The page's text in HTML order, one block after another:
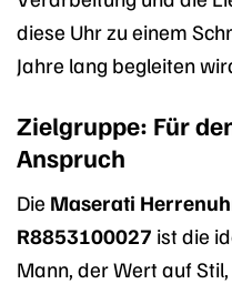
diese Uhr zu einem
Jahre lang begleiten
Zielgruppe: Für
Anspruch
Die Maserati
R8853100027 ist die
Mann, der Wert auf